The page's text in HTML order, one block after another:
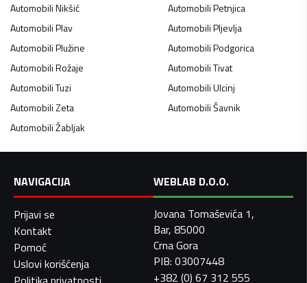
AutomobiliNikšić AutomobiliPetnjica
AutomobiliPlav AutomobiliPljevlja
AutomobiliPlužine AutomobiliPodgorica
AutomobiliRožaje AutomobiliTivat
AutomobiliTuzi AutomobiliUlcinj
AutomobiliZeta AutomobiliŠavnik
AutomobiliŽabljak
NAVIGACIJA
Prijavi se
Kontakt
Pomoć
Uslovi korišćenja
WEBLAB D.O.O.
Jovana Tomaševića 1,
Bar, 85000
Crna Gora
PIB: 03007448
+382 (0) 67 312 555